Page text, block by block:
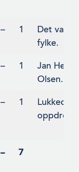
– 1
Det var
fylke.
– 1
Jan Henry
Olsen.
– 1
Lukkede
– 7